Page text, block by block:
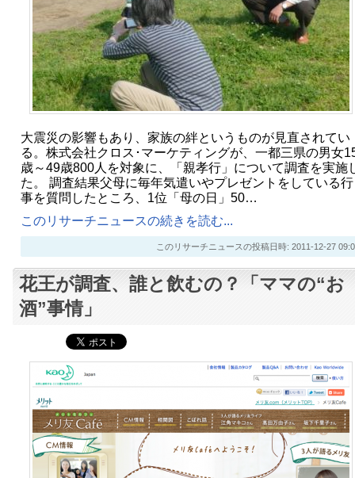
大震災の影響もあり、家族の絆というものが見直されてい
る。株式会社クロス･マーケティングが、一都三県の男女
歳～49歳800人を対象に、「親孝行」について調査を実施
た。 調査結果父母に毎年気遣いやプレゼントをしている行
事を質問したところ、1位「母の日」50…
このリサーチニュースの続きを読む...
このリサーチニュースの投稿日時: 2011-12-27
花王が調査、誰と飲むの？「ママの“お
酒”事情」